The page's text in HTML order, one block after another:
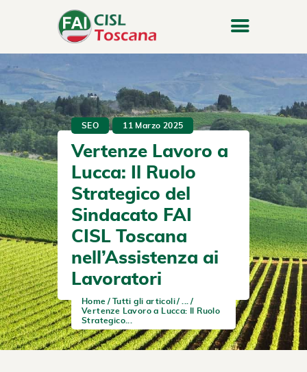
SEO 11 Marzo 2025
Vertenze Lavoro a
Lucca: Il Ruolo
Strategico del
Sindacato FAI
CISL Toscana
nell’Assistenza ai
Lavoratori
Home Tutti gli articoli
Vertenze Lavoro a Lucca: Il Ruolo
Strategico...